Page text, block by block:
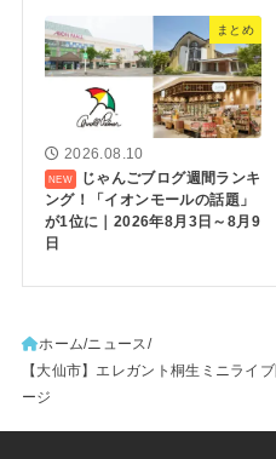
まとめ
2026.08.10
じゃんごブログ週間ランキ
ング！「イオンモールの話題」
が1位に｜2026年8月3日～8月9
日
ホーム ニュース
【大仙市】エレガント桐生ミニライ
ージ